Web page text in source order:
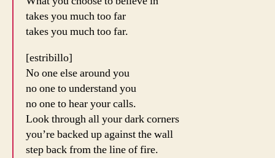
takes you much too far
takes you much too far.
[estribillo]
No one else around you
no one to understand you
no one to hear your calls.
Look through all your dark corners
you’re backed up against the wall
step back from the line of fire.